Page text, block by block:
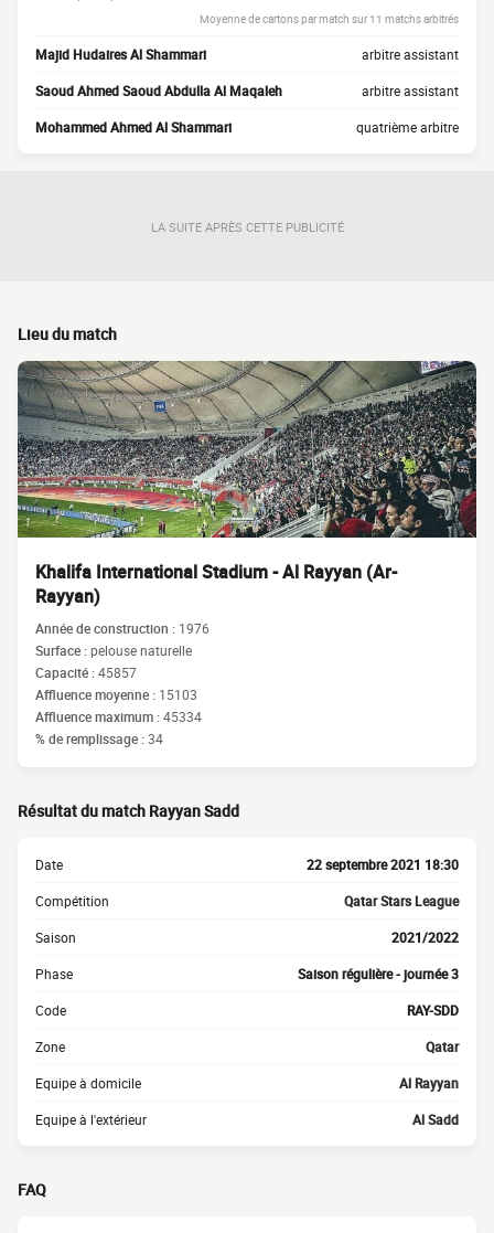
Moyenne de cartons par match sur 11 matchs arbitrés
Majid Hudaires Al Shammari arbitre assistant
Saoud Ahmed Saoud Abdulla Al Maqaleh arbitre assistant
Mohammed Ahmed Al Shammari quatrième arbitre
LA SUITE APRÈS CETTE PUBLICITÉ
Lieu du match
Khalifa International Stadium - Al Rayyan (Ar-
Rayyan)
Année de construction : 1976
Surface :pelouse naturelle
Capacité :45857
Affluence moyenne : 15103
Affluence maximum :45334
% de remplissage :34
Résultat du match Rayyan Sadd
Date 22 septembre 2021 18:30
Compétition Qatar Stars League
Saison 2021/2022
Phase Saison régulière - journée 3
Code RAY-SDD
Zone Qatar
Equipe à domicile Al Rayyan
Equipe à l'extérieur Al Sadd
FAQ